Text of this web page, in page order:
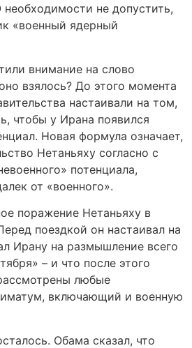
не допустить,
«военный ядерный
внимание на слово
взялось? До этого момента
настаивали на том,
чтобы у Ирана появился
Новая формула означает,
Нетаньяху согласно с
потенциала,
от «военного».
поражение Нетаньяху в
поездкой он настаивал на
Ирану на размышление всего
– и что после этого
любые
включающий и военную
Обама сказал, что